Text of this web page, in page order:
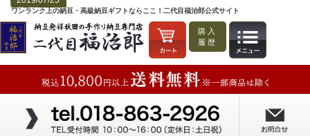
ワンランク上の納豆・高級納豆ギフトならここ！二代目福治郎公式サイト
購入
履歴